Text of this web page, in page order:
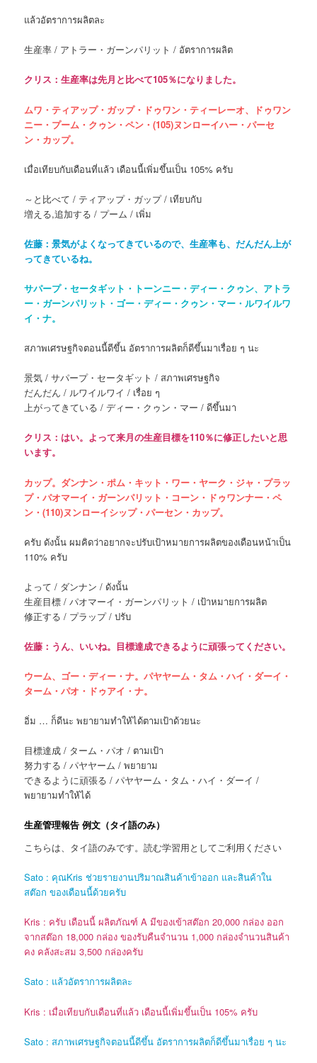
แล้วอัตราการผลิตละ
生産率 / アトラー・ガーンパリット / อัตราการผลิต
クリス：生産率は先月と比べて105％になりました。
ムワ・ティアップ・ガップ・ドゥワン・ティーレーオ、ドゥワン
ニー・プーム・クゥン・ペン・(105)ヌンローイハー・パーセ
ン・カップ。
เมื่อเทียบกับเดือนที่แล้ว เดือนนี้เพิ่มขึ้นเป็น 105% ครับ
～と比べて / ティアップ・ガップ / เทียบกับ
増える,追加する / プーム / เพิ่ม
佐藤：景気がよくなってきているので、生産率も、だんだん上が
ってきているね。
サパープ・セータギット・トーンニー・ディー・クゥン、アトラ
ー・ガーンパリット・ゴー・ディー・クゥン・マー・ルワイルワ
イ・ナ。
สภาพเศรษฐกิจตอนนี้ดีขึ้น อัตราการผลิตก็ดีขึ้นมาเรื่อย ๆ นะ
景気 / サパープ・セータギット / สภาพเศรษฐกิจ
だんだん / ルワイルワイ / เรื่อย ๆ
上がってきている / ディー・クゥン・マー / ดีขึ้นมา
クリス：はい。よって来月の生産目標を110％に修正したいと思
います。
カップ。ダンナン・ポム・キット・ワー・ヤーク・ジャ・プラッ
プ・パオマーイ・ガーンパリット・コーン・ドゥワンナー・ペ
ン・(110)ヌンローイシップ・パーセン・カップ。
ครับ ดังนั้น ผมคิดว่าอยากจะปรับเป้าหมายการผลิตของเดือนหน้าเป็น
110% ครับ
よって / ダンナン / ดังนั้น
生産目標 / パオマーイ・ガーンパリット / เป้าหมายการผลิต
修正する / プラップ / ปรับ
佐藤：うん、いいね。目標達成できるように頑張ってください。
ウーム、ゴー・ディー・ナ。パヤヤーム・タム・ハイ・ダーイ・
ターム・パオ・ドゥアイ・ナ。
อิ่ม … ก็ดีนะ พยายามทำให้ได้ตามเป้าด้วยนะ
目標達成 / ターム・パオ / ตามเป้า
努力する / パヤヤーム / พยายาม
できるように頑張る / パヤヤーム・タム・ハイ・ダーイ /
พยายามทำให้ได้
生産管理報告 例文（タイ語のみ）
こちらは、タイ語のみです。読む学習用としてご利用ください
Sato : คุณKris ช่วยรายงานปริมาณสินค้าเข้าออก และสินค้าใน
สต๊อก ของเดือนนี้ด้วยครับ
Kris : ครับ เดือนนี้ ผลิตภัณฑ์ A มีของเข้าสต๊อก 20,000 กล่อง ออก
จากสต๊อก 18,000 กล่อง ของรับคืนจำนวน 1,000 กล่องจำนวนสินค้า
คง คลังสะสม 3,500 กล่องครับ
Sato : แล้วอัตราการผลิตละ
Kris : เมื่อเทียบกับเดือนที่แล้ว เดือนนี้เพิ่มขึ้นเป็น 105% ครับ
Sato : สภาพเศรษฐกิจตอนนี้ดีขึ้น อัตราการผลิตก็ดีขึ้นมาเรื่อย ๆ นะ